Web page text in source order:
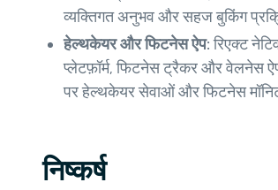
व्यक्तिगत अनुभव और सहज बुकिंग
हेल्थकेयर और फिटनेस ऐप:रिएक्ट
प्लेटफ़ॉर्म, फिटनेस ट्रैकर और वेलनेस ऐप
पर हेल्थकेयर सेवाओं और फिटनेस
निष्कर्ष